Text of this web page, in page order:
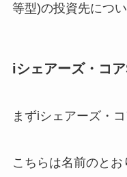
等型)の投資先につ
iシェアーズ・コア
まずiシェアーズ・
こちらは名前のとお